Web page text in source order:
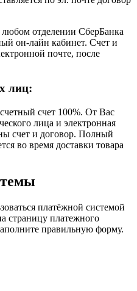
отделении СберБанка
он-лайн кабинет. Счет и
почте, после
лиц:
счет 100%. От Вас
лица и электронная
счет и договор. Полный
во время доставки товара
платёжной системой
страницу платежного
правильную форму.